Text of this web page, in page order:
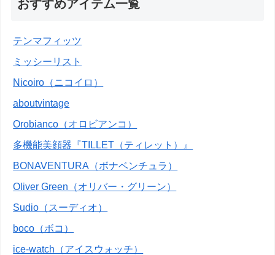
おすすめアイテム一覧
テンマフィッツ
ミッシーリスト
Nicoiro（ニコイロ）
aboutvintage
Orobianco（オロビアンコ）
多機能美顔器『TILLET（ティレット）』
BONAVENTURA（ボナベンチュラ）
Oliver Green（オリバー・グリーン）
Sudio（スーディオ）
boco（ボコ）
ice-watch（アイスウォッチ）